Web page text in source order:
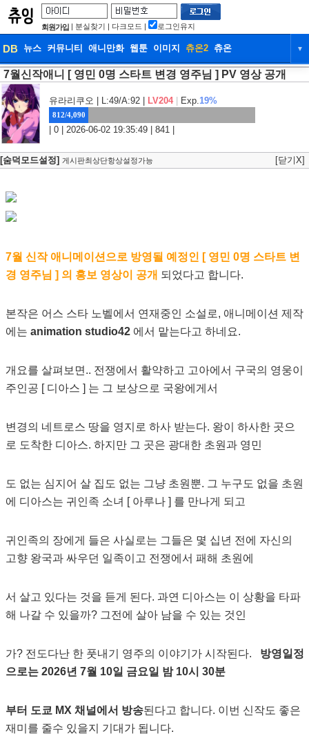
회원가입 | 분실찾기 | 다크모드 | 로그인유지
DB 뉴스 커뮤니티 애니만화 웹툰 이미지 츄온2 츄온 ▼
DB 뉴스 커뮤니티 애니만화
웹툰 이미지 츄온2
7월신작애니 [ 영민 0명 스타트 변경 영주님 ] PV 영상 공개
유라리쿠오 | L:49/A:92 | LV204 Exp.19%
812/4,090
| 0 | 2026-06-02 19:35:49 | 841 |
[숨덕모드설정] 게시판최상단항상설정가능 [닫기X]
7월 신작 애니메이션으로 방영될 예정인 [ 영민 0명 스타트 변
경 영주님 ] 의 홍보 영상이 공개 되었다고 합니다.
본작은 어스 스타 노벨에서 연재중인 소설로, 애니메이션 제작
에는 animation studio42에서 맡는다고 하네요.
개요를 살펴보면.. 전쟁에서 활약하고 고아에서 구국의 영웅이
주인공 [ 디아스 ] 는 그 보상으로 국왕에게서
변경의 네트로스 땅을 영지로 하사 받는다. 왕이 하사한 곳으
로 도착한 디아스. 하지만 그 곳은 광대한 초원과 영민
도 없는 심지어 살 집도 없는 그냥 초원뿐. 그 누구도 없을 초원
에 디아스는 귀인족 소녀 [ 아루나 ] 를 만나게 되고
귀인족의 장에게 들은 사실로는 그들은 몇 십년 전에 자신의
고향 왕국과 싸우던 일족이고 전쟁에서 패해 초원에
서 살고 있다는 것을 듣게 된다. 과연 디아스는 이 상황을 타파
해 나갈 수 있을까? 그전에 살아 남을 수 있는 것인
가? 전도다난 한 풋내기 영주의 이야기가 시작된다.
방영일정
으로는 2026년 7월 10일 금요일 밤 10시 30분
부터 도쿄 MX 채널에서 방송된다고 합니다. 이번 신작도 좋은
재미를 줄수 있을지 기대가 됩니다.